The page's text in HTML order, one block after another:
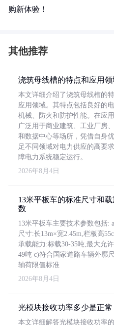
购新体验！
其他推荐
浇筑母线槽的特点和应用领
本文详细介绍了浇筑母线槽的
应用领域。其特点包括良好的电
机械、防火和防护性能。在应用
广泛用于商业建筑、工业厂房
和数据中心等场所，凭借自身
足不同领域对电力供应的高要
障电力系统稳定运行。
2026年8月4日
13米平板车的标准尺寸和载
数
13米平板车主要技术参数包括:
尺寸:长13m×宽2.45m,栏板高
承载能力:标载30-35吨,最大允
49吨 c)符合国家道路车辆外廓
轴荷限值标准
2026年8月4日
光模块接收功率多少是正常
本文详细解答光模块接收功率